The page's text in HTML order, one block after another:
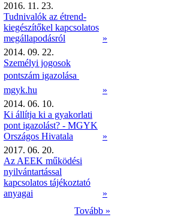
2016. 11. 23.
Tudnivalók az étrend-
kiegészítőkel kapcsolatos
megállapodásról
»
2014. 09. 22.
Személyi jogosok
pontszám igazolása 
mgyk.hu
»
2014. 06. 10.
Ki állítja ki a gyakorlati
pont igazolást? - MGYK
Országos Hivatala
»
2017. 06. 20.
Az AEEK működési
nyilvántartással
kapcsolatos tájékoztató
anyagai
»
Tovább »